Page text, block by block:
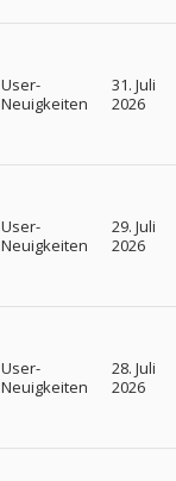
User-
Neuigkeiten
31. Juli
2026
User-
Neuigkeiten
29. Juli
2026
User-
Neuigkeiten
28. Juli
2026